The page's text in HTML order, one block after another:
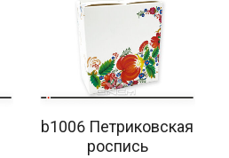
b1006 Петриковская
роспись